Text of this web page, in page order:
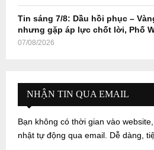
Tin sáng 7/8: Dầu hồi phục –
nhưng gặp áp lực chốt lời, Phố
07/08/2026
NHẬN TIN QUA EMAIL
Bạn không có thời gian vào
nhật tự động qua email. Dễ dàng,